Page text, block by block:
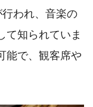
われ、音楽の
て知られていま
能で、観客席や